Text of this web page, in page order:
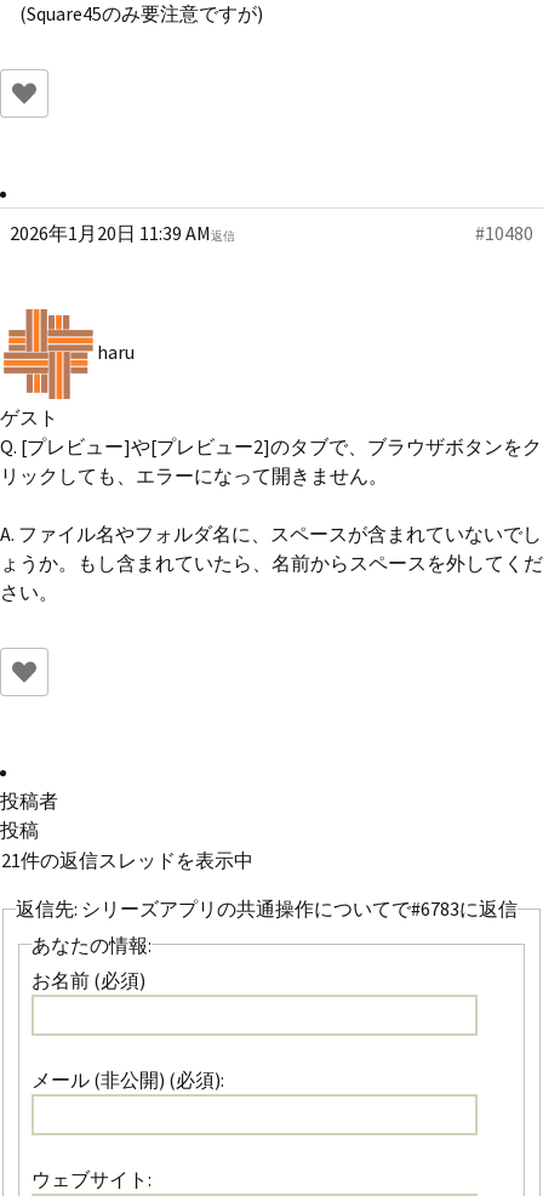
(Square45のみ要注意ですが)
2026年1月20日 11:39 AM #10480
返信
haru
ゲスト
Q. [プレビュー]や[プレビュー2]のタブで、ブラウザボタンをク
リックしても、エラーになって開きません。
A. ファイル名やフォルダ名に、スペースが含まれていないでし
ょうか。もし含まれていたら、名前からスペースを外してくだ
さい。
投稿者
投稿
21件の返信スレッドを表示中
返信先: シリーズアプリの共通操作についてで#6783に返信
あなたの情報:
お名前 (必須)
メール (非公開) (必須):
ウェブサイト: